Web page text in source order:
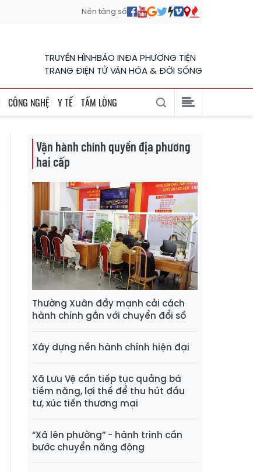
Nền tảng số
TRUYỀN HÌNHBÁO INĐA PHƯƠNG TIỆN
TRANG ĐIỆN TỬ VĂN HÓA & ĐỜI SỐNG
CÔNG NGHỆ Y TẾ TẤM LÒNG
Vận hành chính quyền địa phương
hai cấp
Thường Xuân đẩy mạnh cải cách
hành chính gắn với chuyển đổi số
Xây dựng nền hành chính hiện đại
Xã Lưu Vệ cần tiếp tục quảng bá
tiềm năng, lợi thế để thu hút đầu
tư, xúc tiến thương mại
“Xã lên phường” - hành trình cần
bước chuyển năng động